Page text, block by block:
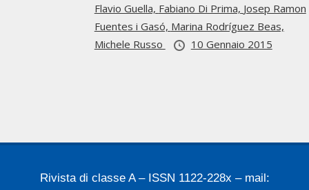
Flavio Guella, Fabiano Di Prima, Josep Ramon
Fuentes i Gasó, Marina Rodríguez Beas,
Michele Russo
10 Gennaio 2015
Rivista di classe A – ISSN 1122-228x – mail: